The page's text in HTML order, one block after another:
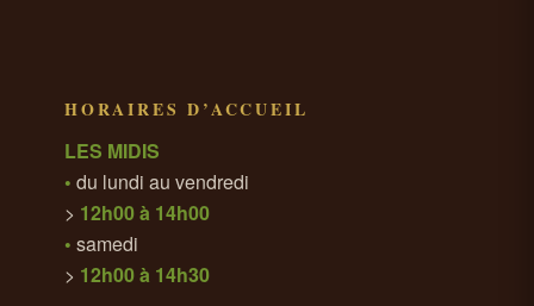
HORAIRES D’ACCUEIL
LES MIDIS
• du lundi au vendredi
> 12h00 à 14h00
• samedi
> 12h00 à 14h30